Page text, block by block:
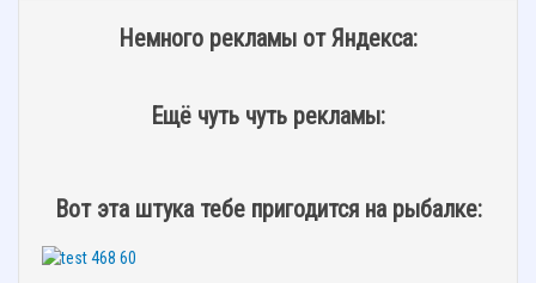
Немного рекламы от Яндекса:
Ещё чуть чуть рекламы:
Вот эта штука тебе пригодится на рыбалке: